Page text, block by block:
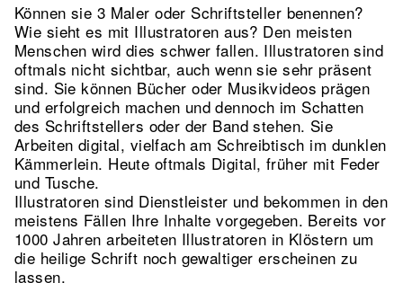
Können sie 3 Maler oder Schriftsteller benennen?
Wie sieht es mit Illustratoren aus? Den meisten
Menschen wird dies schwer fallen. Illustratoren sind
oftmals nicht sichtbar, auch wenn sie sehr präsent
sind. Sie können Bücher oder Musikvideos prägen
und erfolgreich machen und dennoch im Schatten
des Schriftstellers oder der Band stehen. Sie
Arbeiten digital, vielfach am Schreibtisch im dunklen
Kämmerlein. Heute oftmals Digital, früher mit Feder
und Tusche.
Illustratoren sind Dienstleister und bekommen in den
meistens Fällen Ihre Inhalte vorgegeben. Bereits vor
1000 Jahren arbeiteten Illustratoren in Klöstern um
die heilige Schrift noch gewaltiger erscheinen zu
lassen.